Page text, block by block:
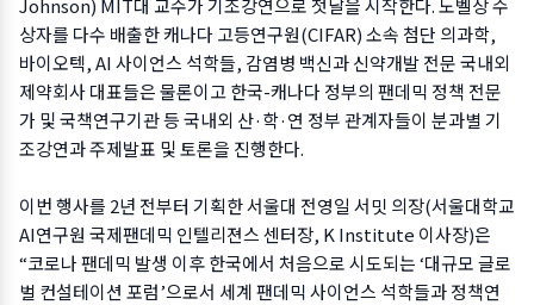
상자를 다수 배출한 캐나다 고등연구원(CIFAR) 소속 첨단 의과학,
바이오텍, AI 사이언스 석학들, 감염병 백신과 신약개발 전문 국내외
제약회사 대표들은 물론이고 한국-캐나다 정부의 팬데믹 정책 전문
가 및 국책연구기관 등 국내외 산·학·연 정부 관계자들이 분과별 기
조강연과 주제발표 및 토론을 진행한다.
이번 행사를 2년 전부터 기획한 서울대 전영일 서밋 의장(서울대학교
AI연구원 국제팬데믹 인텔리젼스 센터장, K Institute 이사장)은
“코로나 팬데믹 발생 이후 한국에서 처음으로 시도되는 ‘대규모 글로
벌 컨설테이션 포럼’으로서 세계 팬데믹 사이언스 석학들과 정책연